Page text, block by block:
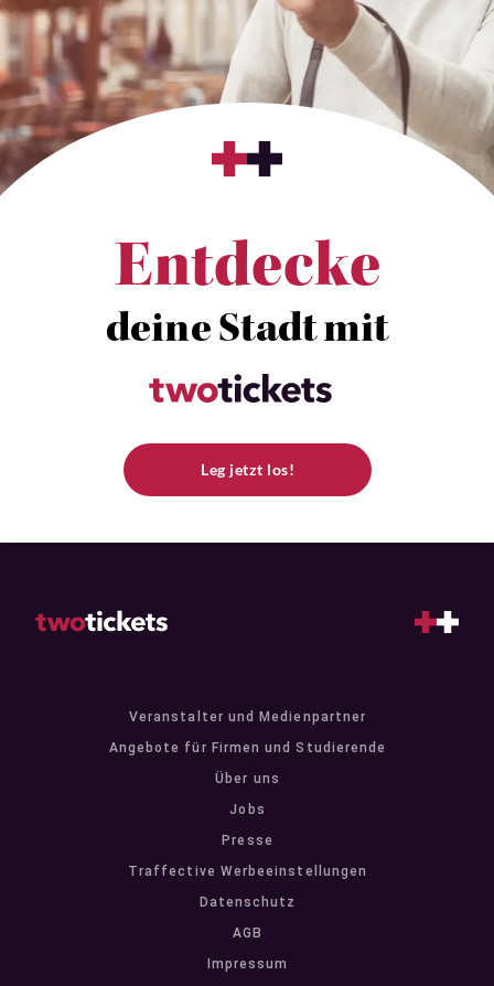
Entdecke
deine Stadt mit
Leg jetzt los!
Veranstalter und Medienpartner
Angebote für Firmen und Studierende
Über uns
Jobs
Presse
Traffective Werbeeinstellungen
Datenschutz
AGB
Impressum